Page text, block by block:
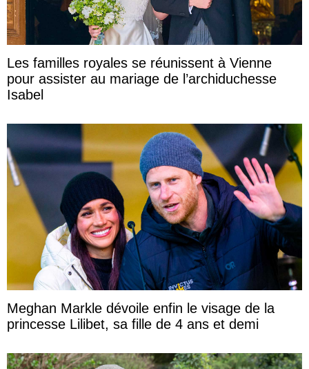
Les familles royales se réunissent à Vienne
pour assister au mariage de l’archiduchesse
Isabel
Meghan Markle dévoile enfin le visage de la
princesse Lilibet, sa fille de 4 ans et demi